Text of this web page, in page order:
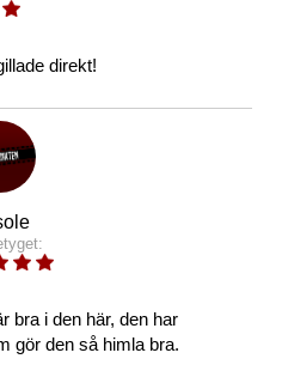
direkt!
bra i den här, den har
gör den så himla bra.